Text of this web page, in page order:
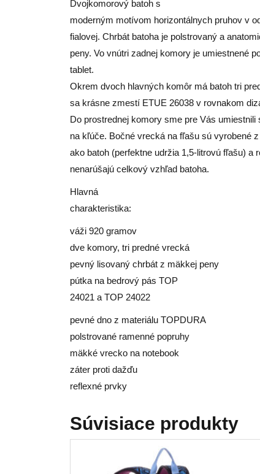
Dvojkomorový batoh s
moderným motívom horizontálnych pruhov v
fialovej. Chrbát batoha je polstrovaný a
peny. Vo vnútri zadnej komory je umiestnené
tablet.
Okrem dvoch hlavných komôr má batoh tri
sa krásne zmestí ETUE 26038 v rovnakom
Do prostrednej komory sme pre Vás
na kľúče. Bočné vrecká na fľašu sú vyrobené
ako batoh (perfektne udržia 1,5-litrovú fľašu) a
nenarúšajú celkový vzhľad batoha.
Hlavná
charakteristika:
váži 920 gramov
dve komory, tri predné vrecká
pevný lisovaný chrbát z mäkkej peny
pútka na bedrový pás TOP
24021 a TOP 24022
pevné dno z materiálu TOPDURA
polstrované ramenné popruhy
mäkké vrecko na notebook
záter proti dažďu
reflexné prvky
Súvisiace produkty